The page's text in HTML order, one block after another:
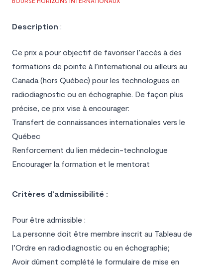
Description :
Ce prix a pour objectif de favoriser l’accès à des
formations de pointe à l’international ou ailleurs au
Canada (hors Québec) pour les technologues en
radiodiagnostic ou en échographie. De façon plus
précise, ce prix vise à encourager:
Transfert de connaissances internationales vers le
Québec
Renforcement du lien médecin-technologue
Encourager la formation et le mentorat
Critères d’admissibilité :
Pour être admissible :
La personne doit être membre inscrit au Tableau de
l’Ordre en radiodiagnostic ou en échographie;
Avoir dûment complété le formulaire de mise en